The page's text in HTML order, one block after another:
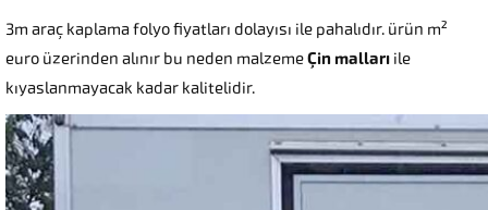
3m araç kaplama folyo fiyatları dolayısı ile pahalıdır. ürün m²
euro üzerinden alınır bu neden malzemeÇin malları ile
kıyaslanmayacak kadar kalitelidir.